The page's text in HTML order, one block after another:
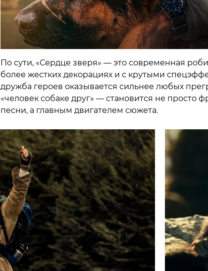
По сути, «Сердце зверя» — это современная
более жестких декорациях и с крутыми
дружба героев оказывается сильнее любых
«человек собаке друг» — становится не просто
песни, а главным двигателем сюжета.